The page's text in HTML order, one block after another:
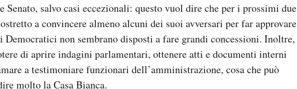
Senato, salvo casi eccezionali: questo vuol dire che per i prossimi due
a convincere almeno alcuni dei suoi avversari per far approvare
Democratici non sembrano disposti a fare grandi concessioni. Inoltre,
di aprire indagini parlamentari, ottenere atti e documenti interni
a testimoniare funzionari dell’amministrazione, cosa che può
molto la Casa Bianca.